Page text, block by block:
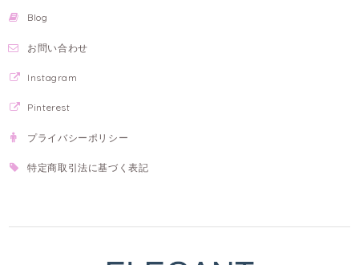
Blog
お問い合わせ
Instagram
Pinterest
プライバシーポリシー
特定商取引法に基づく表記